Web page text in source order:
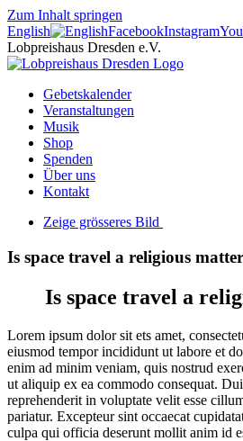
Zum Inhalt springen
English
FacebookInstagram
Lobpreishaus Dresden e.V.
Gebetskalender
Veranstaltungen
Musik
Shop
Spenden
Über uns
Kontakt
Zeige grösseres Bild
Is space travel a religious
Is space travel a
Lorem ipsum dolor sit ets amet,
eiusmod tempor incididunt ut labore et
enim ad minim veniam, quis nostrud
ut aliquip ex ea commodo consequat.
reprehenderit in voluptate velit esse
pariatur. Excepteur sint occaecat
culpa qui officia deserunt mollit anim id